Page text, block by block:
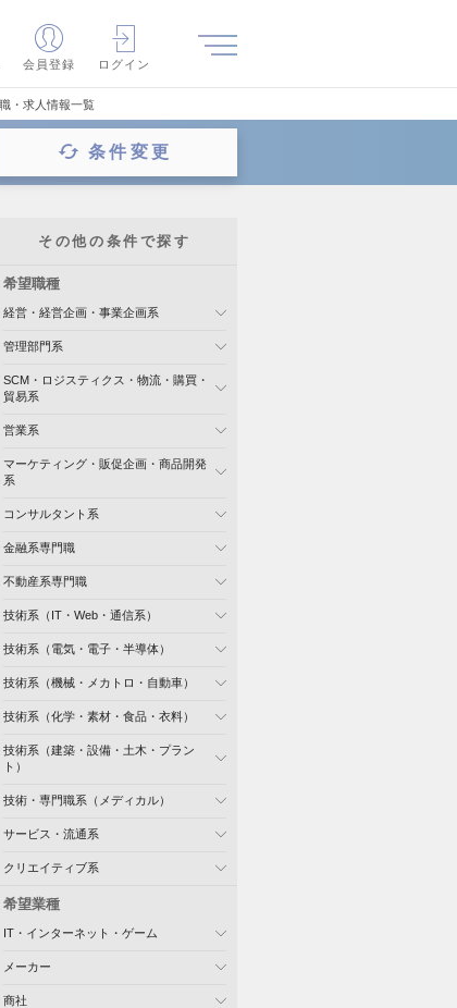
会員登録 ログイン
・求人情報一覧
条件変更
その他の条件で探す
希望職種
経営・経営企画・事業企画系
管理部門系
SCM・ロジスティクス・物流・購買・
貿易系
営業系
マーケティング・販促企画・商品開発
系
コンサルタント系
金融系専門職
不動産系専門職
技術系（IT・Web・通信系）
技術系（電気・電子・半導体）
技術系（機械・メカトロ・自動車）
技術系（化学・素材・食品・衣料）
技術系（建築・設備・土木・プラン
ト）
技術・専門職系（メディカル）
サービス・流通系
クリエイティブ系
希望業種
IT・インターネット・ゲーム
メーカー
商社